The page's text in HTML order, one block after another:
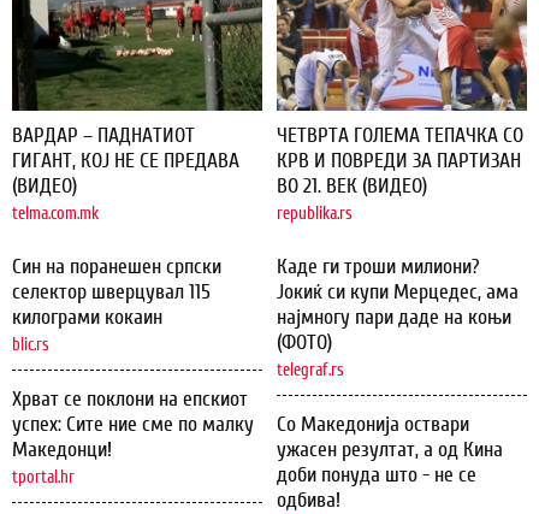
ВАРДАР – ПАДНАТИОТ
ГИГАНТ, КОЈ НЕ СЕ ПРЕДАВА
(ВИДЕО)
telma.com.mk
Син на поранешен српски
селектор шверцувал 115
килограми кокаин
blic.rs
Хрват се поклони на епскиот
успех: Сите ние сме по малку
Македонци!
tportal.hr
ЧЕТВРТА ГОЛЕМА ТЕПАЧКА СО
КРВ И ПОВРЕДИ ЗА ПАРТИЗАН
ВО 21. ВЕК (ВИДЕО)
republika.rs
Каде ги троши милиони?
Јокиќ си купи Мерцедес, ама
најмногу пари даде на коњи
(ФОТО)
telegraf.rs
Со Македонија оствари
ужасен резултат, а од Кина
доби понуда што - не се
одбива!